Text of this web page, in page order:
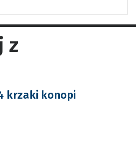
z
krzaki konopi